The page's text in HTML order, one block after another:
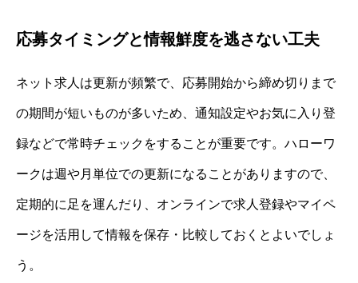
応募タイミングと情報鮮度を逃さない工夫
ネット求人は更新が頻繁で、応募開始から締め切りまで
の期間が短いものが多いため、通知設定やお気に入り登
録などで常時チェックをすることが重要です。ハローワ
ークは週や月単位での更新になることがありますので、
定期的に足を運んだり、オンラインで求人登録やマイペ
ージを活用して情報を保存・比較しておくとよいでしょ
う。